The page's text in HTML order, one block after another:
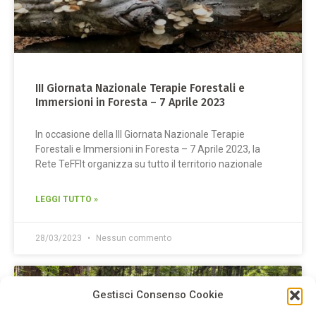
Gestisci Consenso Cookie
III Giornata Nazionale Terapie Forestali e
Immersioni in Foresta – 7 Aprile 2023
In occasione della III Giornata Nazionale Terapie
Forestali e Immersioni in Foresta – 7 Aprile 2023, la
Rete TeFFIt organizza su tutto il territorio nazionale
LEGGI TUTTO »
28/03/2023 Nessun commento
ARTICOLI SCIENTIFICI